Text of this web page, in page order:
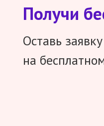
Получи
Оставь
на